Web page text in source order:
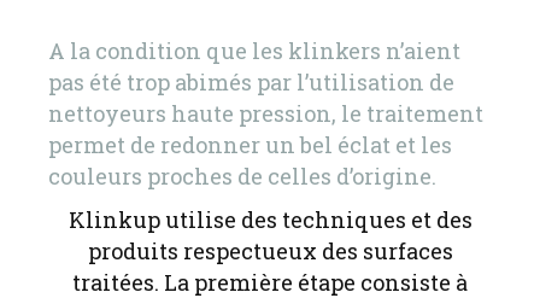
A la condition que les klinkers n’aient
pas été trop abimés par l’utilisation de
nettoyeurs haute pression, le traitement
permet de redonner un bel éclat et les
couleurs proches de celles d’origine.
Klinkup utilise des techniques et des
produits respectueux des surfaces
traitées. La première étape consiste à